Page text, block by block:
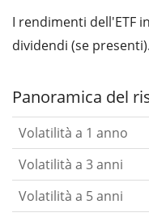
I rendimenti dell'ETF
dividendi (se presenti).
Panoramica del
Volatilità a 1 anno
Volatilità a 3 anni
Volatilità a 5 anni